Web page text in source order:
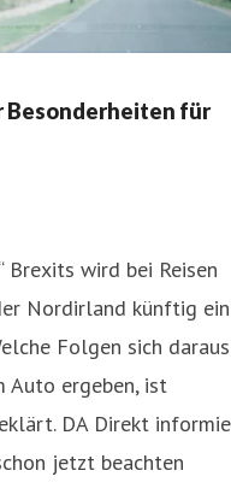
Besonderheiten für
Brexits wird bei Reisen
Nordirland künftig
Folgen sich daraus
Auto ergeben, ist
DA Direkt
jetzt beachten